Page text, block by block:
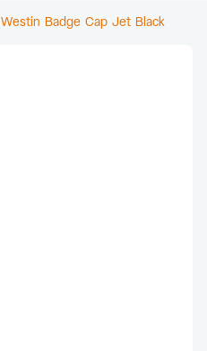
Westin Badge Cap Jet Black